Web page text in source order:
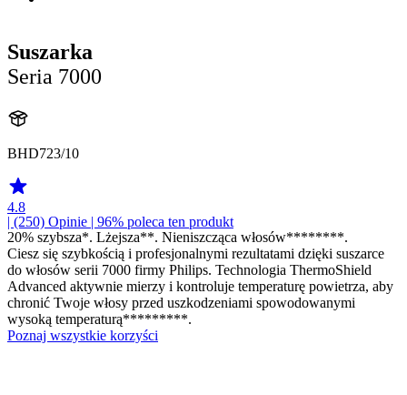
Suszarka
Seria 7000
BHD723/10
4.8
| (250) Opinie | 96% poleca ten produkt
20% szybsza*. Lżejsza**. Nieniszcząca włosów********.
Ciesz się szybkością i profesjonalnymi rezultatami dzięki suszarce
do włosów serii 7000 firmy Philips. Technologia ThermoShield
Advanced aktywnie mierzy i kontroluje temperaturę powietrza, aby
chronić Twoje włosy przed uszkodzeniami spowodowanymi
wysoką temperaturą*********.
Poznaj wszystkie korzyści